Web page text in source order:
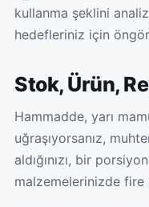
kullanma şeklini
hedefleriniz için
Stok, Ürün,
Hammadde, yarı
uğraşıyorsanız,
aldığınızı, bir
malzemelerinizde